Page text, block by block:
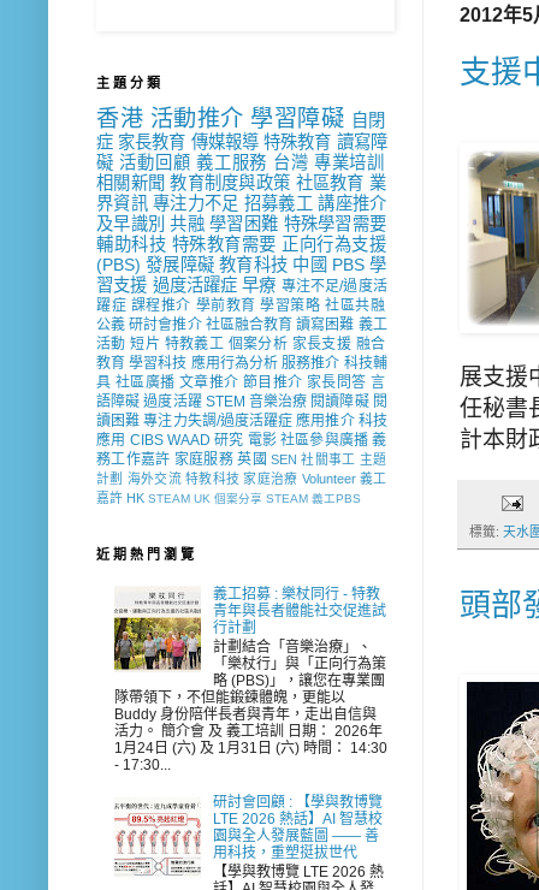
2012年5
支援
展支援
任秘書
計本財
標籤: 天水
頭部
主 題 分 類
香港 活動推介 學習障礙 自閉
症 家長教育 傳媒報導 特殊教育 讀寫障
礙 活動回顧 義工服務 台灣 專業培訓
相關新聞 教育制度與政策 社區教育 業
界資訊 專注力不足 招募義工 講座推介
及早識別 共融 學習困難 特殊學習需要
輔助科技 特殊教育需要 正向行為支援
(PBS) 發展障礙 教育科技 中國 PBS 學
習支援 過度活躍症 早療 專注不足/過度活
躍症 課程推介 學前教育 學習策略 社區共融
公義 研討會推介 社區融合教育 讀寫困難 義工
活動 短片 特教義工 個案分析 家長支援 融合
教育 學習科技 應用行為分析 服務推介 科技輔
具 社區廣播 文章推介 節目推介 家長問答 言
語障礙 過度活躍 STEM 音樂治療 閱讀障礙 閱
讀困難 專注力失調/過度活躍症 應用推介 科技
應用 CIBS WAAD 研究 電影 社區參與廣播 義
務工作嘉許 家庭服務 英國 SEN 社關事工 主題
計劃 海外交流 特教科技 家庭治療 Volunteer 義工
嘉許 HK STEAM UK 個案分享 STEAM 義工PBS
近 期 熱 門 瀏 覽
義工招募 : 樂杖同行 - 特教
青年與長者體能社交促進試
行計劃
計劃結合「音樂治療」、
「樂杖行」與「正向行為策
略 (PBS)」，讓您在專業團
隊帶領下，不但能鍛鍊體魄，更能以
Buddy 身份陪伴長者與青年，走出自信與
活力。 簡介會 及 義工培訓 日期： 2026年
1月24日 (六) 及 1月31日 (六) 時間： 14:30
- 17:30...
研討會回顧 : 【學與教博覽
LTE 2026 熱話】AI 智慧校
園與全人發展藍圖 —— 善
用科技，重塑挺拔世代
【學與教博覽 LTE 2026 熱